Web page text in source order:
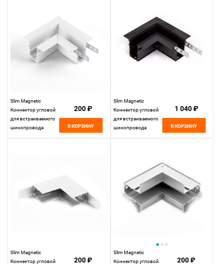
Slim Magnetic
Коннектор угловой
для встраиваемого
шинопровода
200 ₽
В КОРЗИНУ
Slim Magnetic
Коннектор угловой
для встраиваемого
шинопровода
1 040 ₽
В КОРЗИНУ
Slim Magnetic
Коннектор угловой
200 ₽
Slim Magnetic
Коннектор угловой
200 ₽